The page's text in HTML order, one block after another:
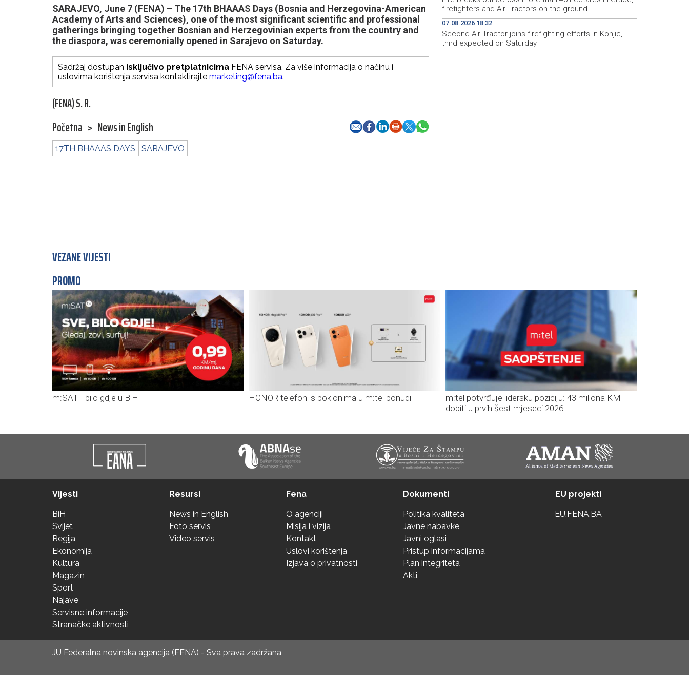
SARAJEVO, June 7 (FENA) – The 17th BHAAAS Days (Bosnia and Herzegovina-American
Academy of Arts and Sciences), one of the most significant scientific and professional
gatherings bringing together Bosnian and Herzegovinian experts from the country and
the diaspora, was ceremonially opened in Sarajevo on Saturday.
Sadržaj dostupan isključivo pretplatnicima FENA servisa. Za više informacija o načinu i
uslovima korištenja servisa kontaktirajte marketing@fena.ba.
(FENA) S. R.
Početna > News in English
17TH BHAAAS DAYS SARAJEVO
firefighters and Air Tractors on the ground
07.08.2026 18:32
Second Air Tractor joins firefighting efforts in Konjic,
third expected on Saturday
VEZANE VIJESTI
PROMO
m:SAT - bilo gdje u BiH HONOR telefoni s poklonima u m:tel ponudi
m:tel potvrđuje lidersku poziciju: 43 miliona KM
dobiti u prvih šest mjeseci 2026.
Vijesti
BiH
Svijet
Regija
Ekonomija
Kultura
Magazin
Sport
Najave
Servisne informacije
Stranačke aktivnosti
Resursi
News in English
Foto servis
Video servis
Fena
O agenciji
Misija i vizija
Kontakt
Uslovi korištenja
Izjava o privatnosti
Dokumenti
Politika kvaliteta
Javne nabavke
Javni oglasi
Pristup informacijama
Plan integriteta
Akti
EU projekti
EU.FENA.BA
JU Federalna novinska agencija (FENA) - Sva prava zadržana